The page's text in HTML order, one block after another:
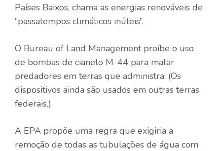
Países Baixos, chama as energias renováveis ​​de
“passatempos climáticos inúteis”.
O Bureau of Land Management proíbe o uso
de bombas de cianeto M-44 para matar
predadores em terras que administra. (Os
dispositivos ainda são usados ​​em outras terras
federais.)
A EPA propõe uma regra que exigiria a
remoção de todas as tubulações de água com